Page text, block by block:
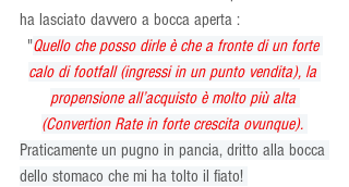
ha lasciato davvero a bocca aperta :
"Quello che posso dirle è che a fronte di un forte
calo di footfall (ingressi in un punto vendita), la
propensione all’acquisto è molto più alta
(Convertion Rate in forte crescita ovunque).
Praticamente un pugno in pancia, dritto alla bocca
dello stomaco che mi ha tolto il fiato!